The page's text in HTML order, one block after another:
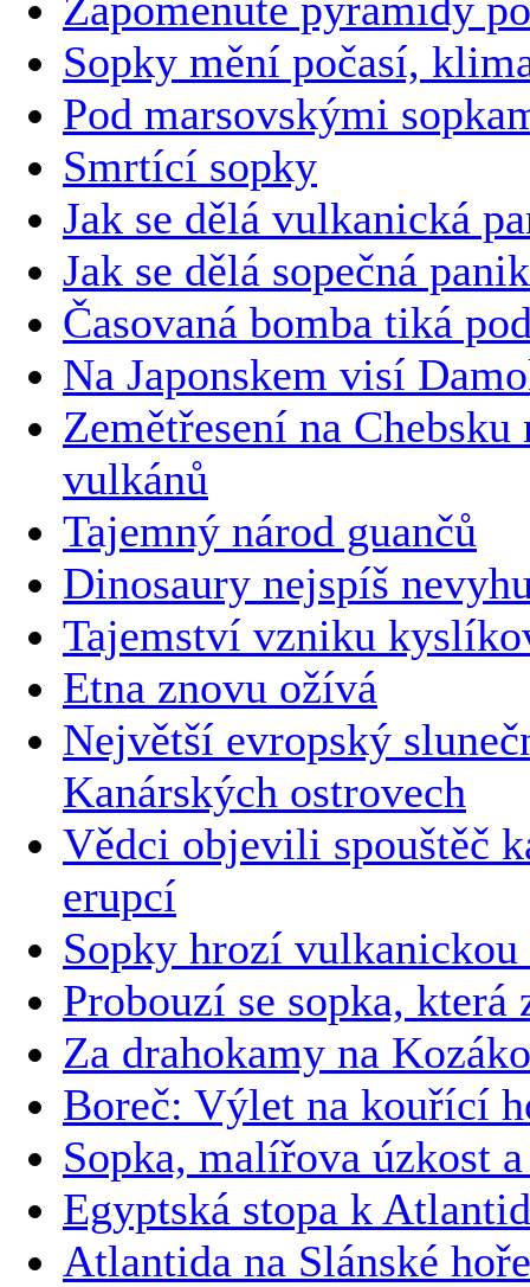
Sopky mění počasí,
Pod marsovskými
Smrtící sopky
Jak se dělá vulkanická
Jak se dělá sopečná
Časovaná bomba tiká
Na Japonskem visí
Zemětřesení na
vulkánů
Tajemný národ guančů
Dinosaury nejspíš
Tajemství vzniku
Etna znovu ožívá
Největší evropský
Kanárských ostrovech
Vědci objevili spouštěč
erupcí
Sopky hrozí
Probouzí se sopka,
Za drahokamy na
Boreč: Výlet na kouřící
Sopka, malířova úzkost
Egyptská stopa k
Atlantida na Slánské hoře